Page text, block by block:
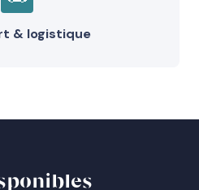
& logistique